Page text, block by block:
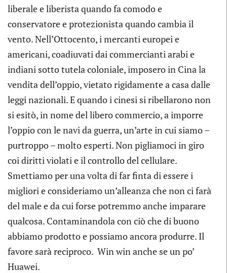
liberale e liberista quando fa comodo e
conservatore e protezionista quando cambia il
vento. Nell’Ottocento, i mercanti europei e
americani, coadiuvati dai commercianti arabi e
indiani sotto tutela coloniale, imposero in Cina la
vendita dell’oppio, vietato rigidamente a casa dalle
leggi nazionali. E quando i cinesi si ribellarono non
si esitò, in nome del libero commercio, a imporre
l’oppio con le navi da guerra, un’arte in cui siamo –
purtroppo – molto esperti. Non pigliamoci in giro
coi diritti violati e il controllo del cellulare.
Smettiamo per una volta di far finta di essere i
migliori e consideriamo un’alleanza che non ci farà
del male e da cui forse potremmo anche imparare
qualcosa. Contaminandola con ciò che di buono
abbiamo prodotto e possiamo ancora produrre. Il
favore sarà reciproco. Win win anche se un po’
Huawei.